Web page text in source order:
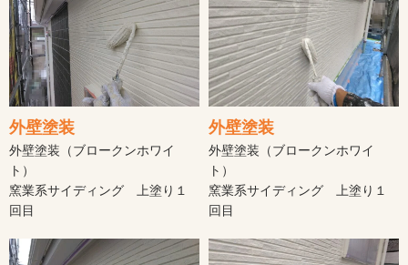
外壁塗装
外壁塗装（ブロークンホワイ
ト）
窯業系サイディング 上塗り１
回目
外壁塗装
外壁塗装（ブロークンホワイ
ト）
窯業系サイディング 上塗り１
回目